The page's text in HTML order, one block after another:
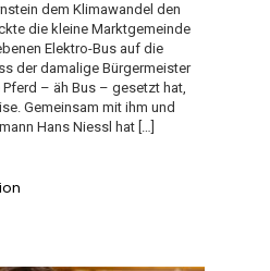
dem Klimawandel den
die kleine Marktgemeinde
Elektro-Bus auf die
der damalige Bürgermeister
– äh Bus – gesetzt hat,
Gemeinsam mit ihm und
Hans Niessl hat […]